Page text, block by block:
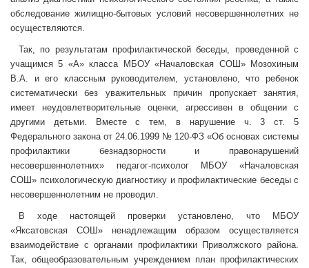
обследование жилищно-бытовых условий несовершеннолетних не
осуществляются.
Так, по результатам профилактической беседы, проведенной с
учащимся 5 «А» класса МБОУ «Началовская СОШ» Мозохиным
В.А. и его классным руководителем, установлено, что ребенок
систематически без уважительных причин пропускает занятия,
имеет неудовлетворительные оценки, агрессивен в общении с
другими детьми. Вместе с тем, в нарушение ч. 3 ст. 5
Федерального закона от 24.06.1999 № 120-ФЗ «Об основах системы
профилактики безнадзорности и правонарушений
несовершеннолетних» педагог-психолог МБОУ «Началовская
СОШ» психологическую диагностику и профилактические беседы с
несовершеннолетним не проводил.
В ходе настоящей проверки установлено, что МБОУ
«Яксатовская СОШ» ненадлежащим образом осуществляется
взаимодействие с органами профилактики Приволжского района.
Так, общеобразовательным учреждением план профилактических